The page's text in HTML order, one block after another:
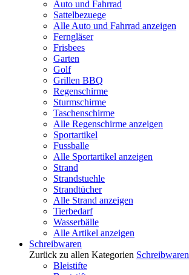
Auto und Fahrrad
Sattelbezuege
Alle Auto und Fahrrad anzeigen
Ferngläser
Frisbees
Garten
Golf
Grillen BBQ
Regenschirme
Sturmschirme
Taschenschirme
Alle Regenschirme anzeigen
Sportartikel
Fussballe
Alle Sportartikel anzeigen
Strand
Strandstuehle
Strandtücher
Alle Strand anzeigen
Tierbedarf
Wasserbälle
Alle Artikel anzeigen
Schreibwaren
Zurück zu allen Kategorien Schreibwaren
Bleistifte